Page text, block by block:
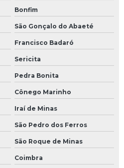
Bonfim
São Gonçalo do Abaeté
Francisco Badaró
Sericita
Pedra Bonita
Cônego Marinho
Iraí de Minas
São Pedro dos Ferros
São Roque de Minas
Coimbra